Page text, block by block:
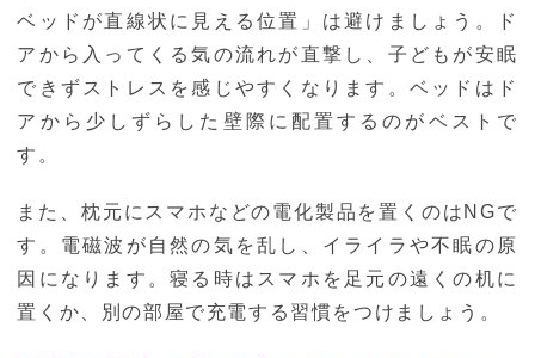
ベッドが直線状に見える位置」は避けましょう。ド
アから入ってくる気の流れが直撃し、子どもが安眠
できずストレスを感じやすくなります。ベッドはド
アから少しずらした壁際に配置するのがベストで
す。
また、枕元にスマホなどの電化製品を置くのはNGで
す。電磁波が自然の気を乱し、イライラや不眠の原
因になります。寝る時はスマホを足元の遠くの机に
置くか、別の部屋で充電する習慣をつけましょう。